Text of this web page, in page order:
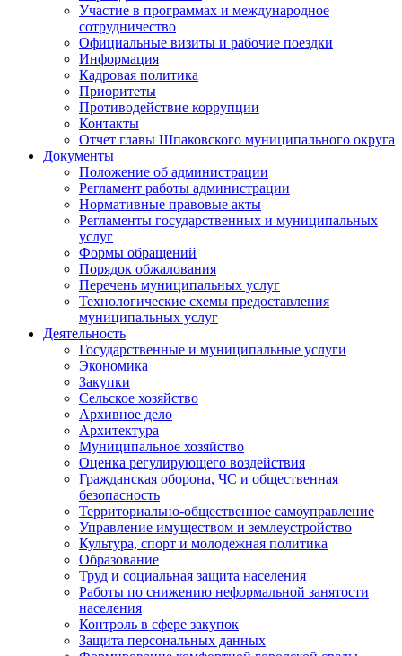
Участие в программах и международное
сотрудничество
Официальные визиты и рабочие поездки
Информация
Кадровая политика
Приоритеты
Противодействие коррупции
Контакты
Отчет главы Шпаковского муниципального округа
Документы
Положение об администрации
Регламент работы администрации
Нормативные правовые акты
Регламенты государственных и муниципальных
услуг
Формы обращений
Порядок обжалования
Перечень муниципальных услуг
Технологические схемы предоставления
муниципальных услуг
Деятельность
Государственные и муниципальные услуги
Экономика
Закупки
Сельское хозяйство
Архивное дело
Архитектура
Муниципальное хозяйство
Оценка регулирующего воздействия
Гражданская оборона, ЧС и общественная
безопасность
Территориально-общественное самоуправление
Управление имуществом и землеустройство
Культура, спорт и молодежная политика
Образование
Труд и социальная защита населения
Работы по снижению неформальной занятости
населения
Контроль в сфере закупок
Защита персональных данных